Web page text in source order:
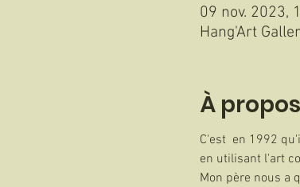
09 nov. 2023,
Hang'Art
À
C'est  en 1992
en utilisant l'art
Mon père nous a